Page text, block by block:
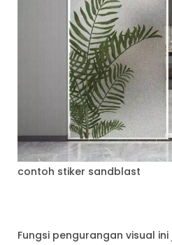
contoh stiker sandblast
Fungsi pengurangan visual